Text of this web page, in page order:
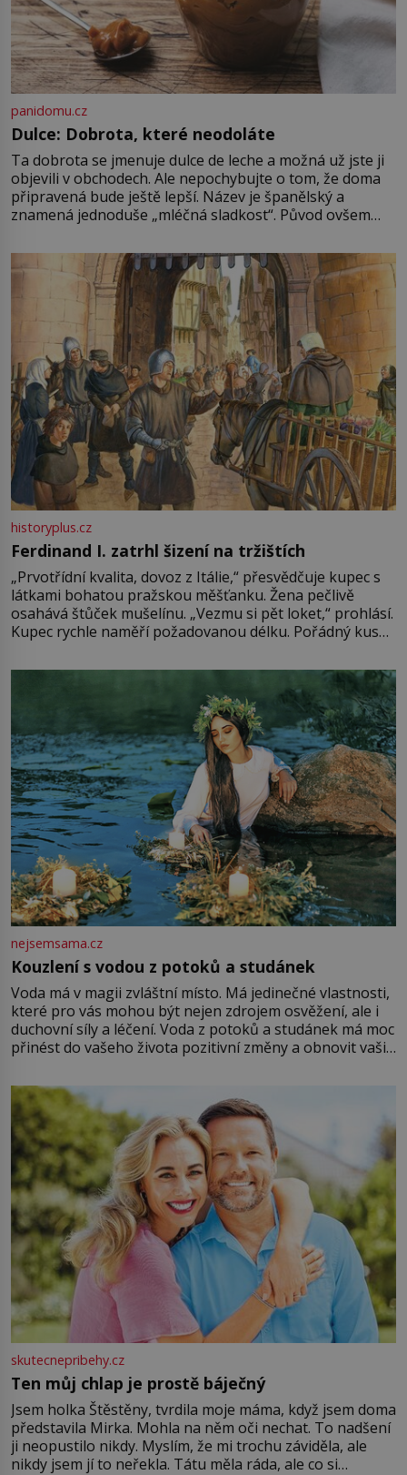
panidomu.cz
Dulce: Dobrota, které neodoláte
Ta dobrota se jmenuje dulce de leche a možná už jste ji
objevili v obchodech. Ale nepochybujte o tom, že doma
připravená bude ještě lepší. Název je španělský a
znamená jednoduše „mléčná sladkost“. Původ ovšem
pře hned několik latinskoamerických zemí a k tomu
Francie, kde se traduje,
historyplus.cz
Ferdinand I. zatrhl šizení na tržištích
„Prvotřídní kvalita, dovoz z Itálie,“ přesvědčuje kupec s
látkami bohatou pražskou měšťanku. Žena pečlivě
osahává štůček mušelínu. „Vezmu si pět loket,“ prohlásí.
Kupec rychle naměří požadovanou délku. Pořádný kus
milostpaní. Stačí jenom na sukni,“ zhodnotí švadlena
množství růžového mušelínu. „Ošidili vás, podívejte.“
Vezme do ruky dřevěnou
nejsemsama.cz
Kouzlení s vodou z potoků a studánek
Voda má v magii zvláštní místo. Má jedinečné vlastnosti,
které pro vás mohou být nejen zdrojem osvěžení, ale i
duchovní síly a léčení. Voda z potoků a studánek má moc
přinést do vašeho života pozitivní změny a obnovit vaši
můžete obohatit své rituály a přinést do svého života
větší harmonii a klid. Je důležité
skutecnepribehy.cz
Ten můj chlap je prostě báječný
Jsem holka Štěstěny, tvrdila moje máma, když jsem doma
představila Mirka. Mohla na něm oči nechat. To nadšení
ji neopustilo nikdy. Myslím, že mi trochu záviděla, ale
nikdy jsem jí to neřekla. Tátu měla ráda, ale co si